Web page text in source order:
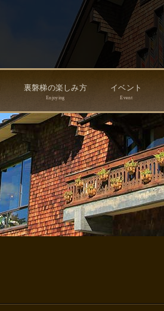
裏磐梯の楽しみ方
Enjoying
イベント
Event